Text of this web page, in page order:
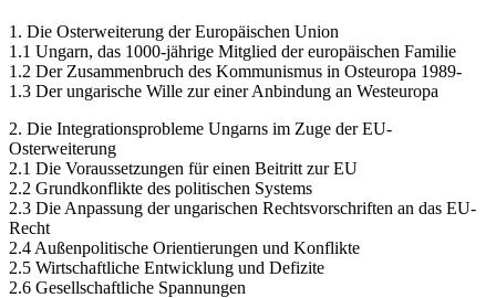
1. Die Osterweiterung der Europäischen Union
1.1 Ungarn, das 1000-jährige Mitglied der europäischen Familie
1.2 Der Zusammenbruch des Kommunismus in Osteuropa 1989-
1.3 Der ungarische Wille zur einer Anbindung an Westeuropa
2. Die Integrationsprobleme Ungarns im Zuge der EU-
Osterweiterung
2.1 Die Voraussetzungen für einen Beitritt zur EU
2.2 Grundkonflikte des politischen Systems
2.3 Die Anpassung der ungarischen Rechtsvorschriften an das EU-
Recht
2.4 Außenpolitische Orientierungen und Konflikte
2.5 Wirtschaftliche Entwicklung und Defizite
2.6 Gesellschaftliche Spannungen